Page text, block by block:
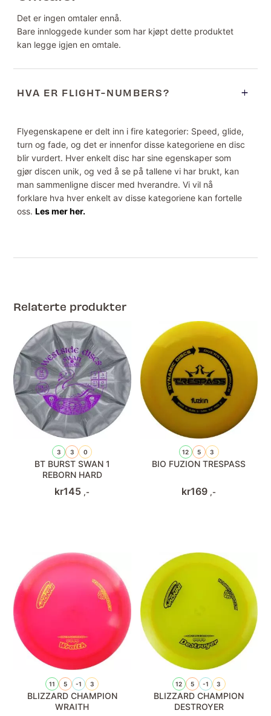
Det er ingen omtaler ennå.
Bare innloggede kunder som har kjøpt dette produktet
kan legge igjen en omtale.
HVA ER FLIGHT-NUMBERS?
Flyegenskapene er delt inn i fire kategorier: Speed, glide,
turn og fade, og det er innenfor disse kategoriene en disc
blir vurdert. Hver enkelt disc har sine egenskaper som
gjør discen unik, og ved å se på tallene vi har brukt, kan
man sammenligne discer med hverandre. Vi vil nå
forklare hva hver enkelt av disse kategoriene kan fortelle
oss.Les mer her.
Relaterte produkter
3 3 0
BT BURST SWAN 1
REBORN HARD
kr145 ,-
12 5 3
BIO FUZION TRESPASS
kr169 ,-
11 5 -1 3
BLIZZARD CHAMPION
WRAITH
12 5 -1 3
BLIZZARD CHAMPION
DESTROYER